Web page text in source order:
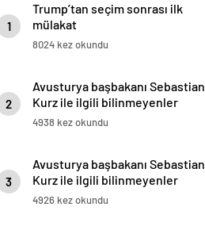
1
Trump’tan seçim sonrası ilk
mülakat
8024 kez okundu
2
Avusturya başbakanı Sebastian
Kurz ile ilgili bilinmeyenler
4938 kez okundu
3
Avusturya başbakanı Sebastian
Kurz ile ilgili bilinmeyenler
4926 kez okundu